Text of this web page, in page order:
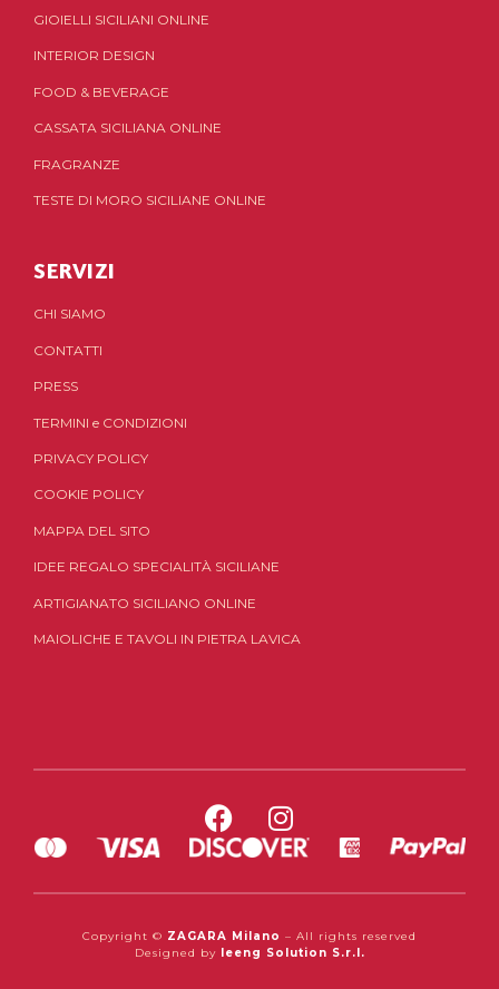
GIOIELLI SICILIANI ONLINE
INTERIOR DESIGN
FOOD & BEVERAGE
CASSATA SICILIANA ONLINE
FRAGRANZE
TESTE DI MORO SICILIANE ONLINE
SERVIZI
CHI SIAMO
CONTATTI
PRESS
TERMINI e CONDIZIONI
PRIVACY POLICY
COOKIE POLICY
MAPPA DEL SITO
IDEE REGALO SPECIALITÀ SICILIANE
ARTIGIANATO SICILIANO ONLINE
MAIOLICHE E TAVOLI IN PIETRA LAVICA
Copyright © ZAGARA Milano – All rights reserved
Designed by
Ieeng Solution S.r.l.